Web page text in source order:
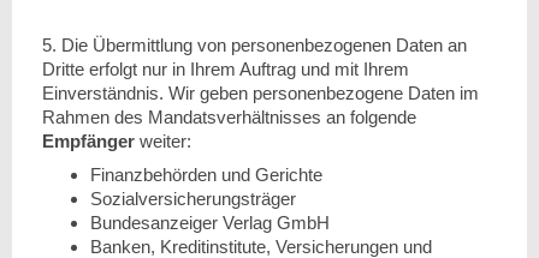
5. Die Übermittlung von personenbezogenen Daten an
Dritte erfolgt nur in Ihrem Auftrag und mit Ihrem
Einverständnis. Wir geben personenbezogene Daten im
Rahmen des Mandatsverhältnisses an folgende
Empfänger weiter:
Finanzbehörden und Gerichte
Sozialversicherungsträger
Bundesanzeiger Verlag GmbH
Banken, Kreditinstitute, Versicherungen und